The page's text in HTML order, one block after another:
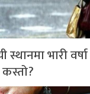
भारी